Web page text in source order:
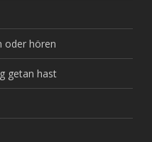
oder hören
getan hast